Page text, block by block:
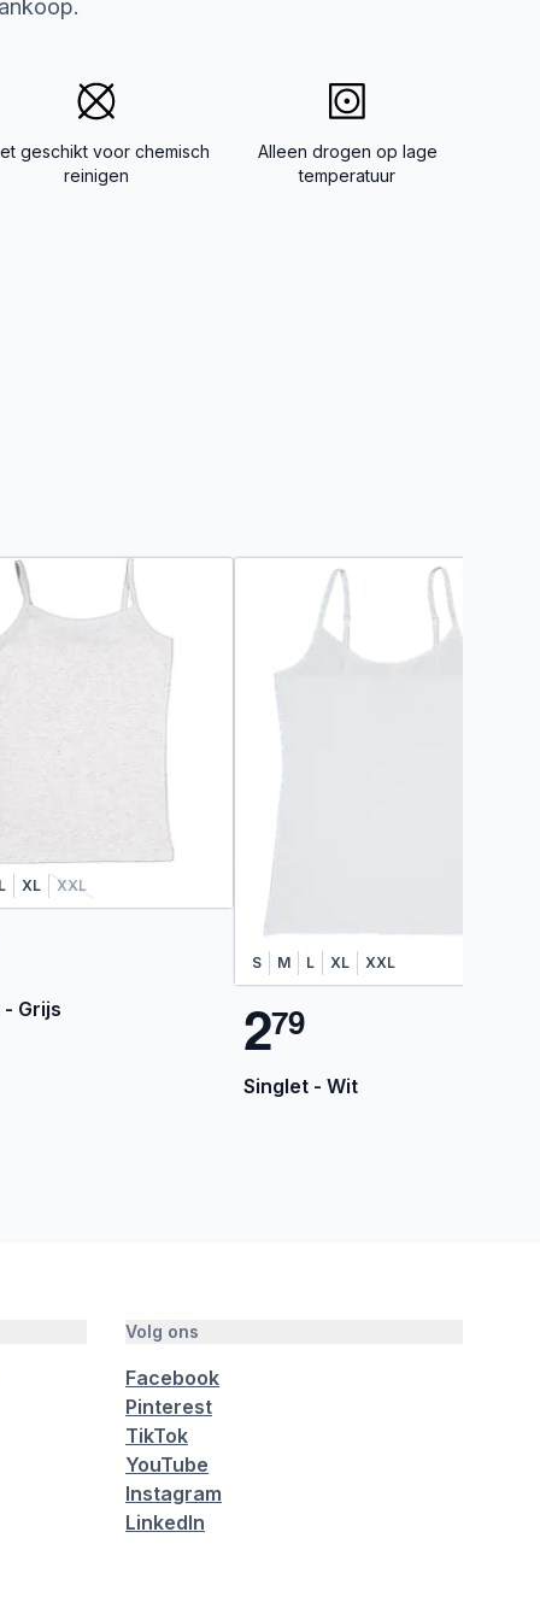
geschikt voor chemisch
reinigen
Alleen drogen op lage
temperatuur
L XL XXL
Grijs
S M L XL XXL
279
Singlet - Wit
Volg ons
Facebook
Pinterest
TikTok
YouTube
Instagram
LinkedIn